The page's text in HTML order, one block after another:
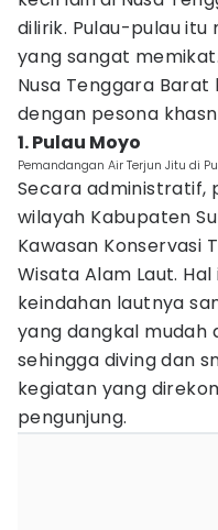
dilirik. Pulau-pulau
yang sangat
Nusa Tenggara
dengan pesona
1. Pulau Moyo
Pemandangan Air Terjun Jitu di
Secara administratif,
wilayah Kabupaten
Kawasan Konservasi
Wisata Alam Laut.
keindahan lautnya
yang dangkal mudah
sehingga diving dan
kegiatan yang
pengunjung.